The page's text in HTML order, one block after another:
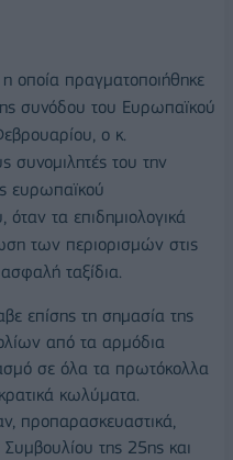
η οποία πραγματοποιήθηκε
συνόδου του Ευρωπαϊκού
ο κ.
συνομιλητές του την
ευρωπαϊκού
όταν τα επιδημιολογικά
των περιορισμών στις
ταξίδια.
επίσης τη σημασία της
από τα αρμόδια
σε όλα τα πρωτόκολλα
κωλύματα.
προπαρασκευαστικά,
της 25ης και